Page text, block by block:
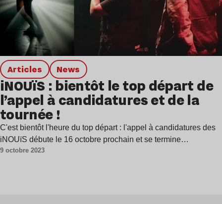
Articles news
iNOUïS : bientôt le top départ de
l’appel à candidatures et de la
tournée !
C'est bientôt l'heure du top départ : l'appel à candidatures des
iNOUïS débute le 16 octobre prochain et se termine…
9 octobre 2023